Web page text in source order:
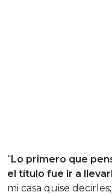
“Lo primero que
el título fue ir a
mi casa quise decirles;